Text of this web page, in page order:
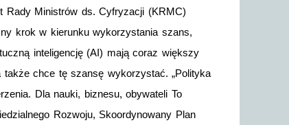
Rady Ministrów ds. Cyfryzacji (KRMC)
krok w kierunku wykorzystania szans,
inteligencję (AI) mają coraz większy
także chce tę szansę wykorzystać. „Polityka
Dla nauki, biznesu, obywateli To
Rozwoju, Skoordynowany Plan